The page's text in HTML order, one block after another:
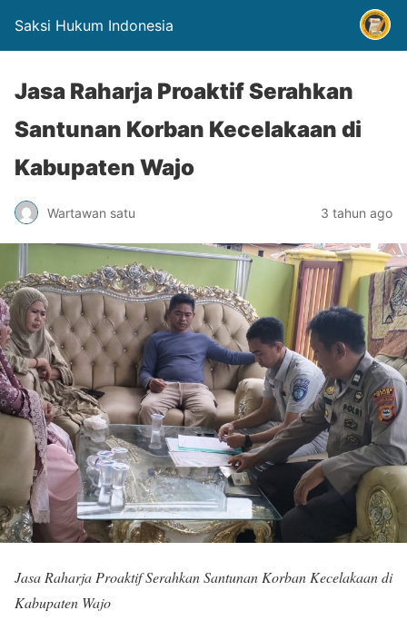
Saksi Hukum Indonesia
Jasa Raharja Proaktif Serahkan
Santunan Korban Kecelakaan di
Kabupaten Wajo
Wartawan satu 3 tahun ago
Jasa Raharja Proaktif Serahkan Santunan Korban Kecelakaan di
Kabupaten Wajo